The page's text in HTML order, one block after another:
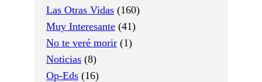
Las Otras Vidas (160)
Muy Interesante (41)
No te veré morir (1)
Noticias (8)
Op-Eds (16)